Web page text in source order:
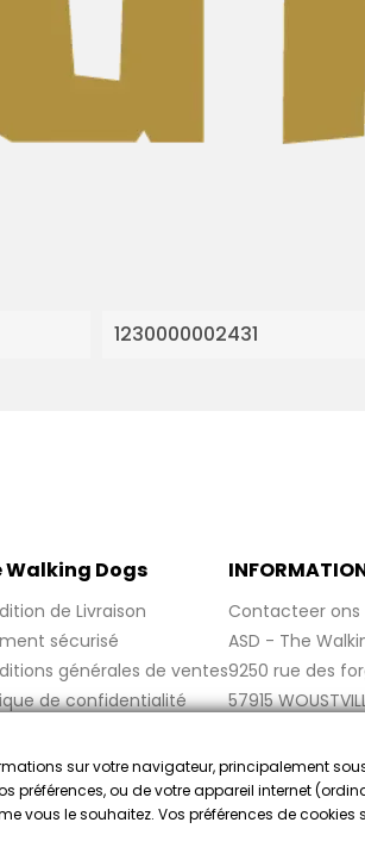
1230000002431
Walking Dogs
de Livraison
sécurisé
générales de ventes
de confidentialité
légales
Contacteer ons
ASD - The
9250 rue des
57915
Beoordelingen Nederlandklik hier
sur votre navigateur, principalement
préférences, ou de votre appareil internet
vous le souhaitez. Vos préférences de